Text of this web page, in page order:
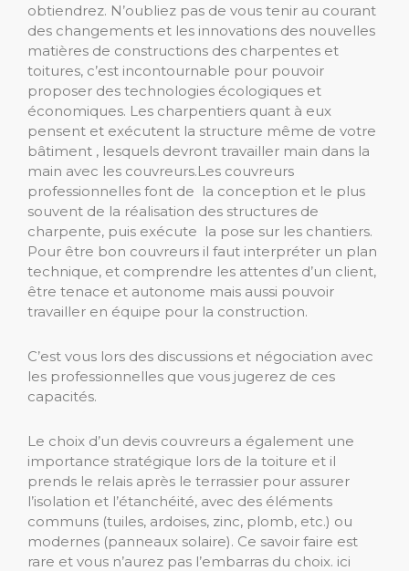
obtiendrez. N’oubliez pas de vous tenir au courant
des changements et les innovations des nouvelles
matières de constructions des charpentes et
toitures, c’est incontournable pour pouvoir
proposer des technologies écologiques et
économiques. Les charpentiers quant à eux
pensent et exécutent la structure même de votre
bâtiment , lesquels devront travailler main dans la
main avec les couvreurs.Les couvreurs
professionnelles font de la conception et le plus
souvent de la réalisation des structures de
charpente, puis exécute la pose sur les chantiers.
Pour être bon couvreurs il faut interpréter un plan
technique, et comprendre les attentes d’un client,
être tenace et autonome mais aussi pouvoir
travailler en équipe pour la construction.
C’est vous lors des discussions et négociation avec
les professionnelles que vous jugerez de ces
capacités.
Le choix d’un devis couvreurs a également une
importance stratégique lors de la toiture et il
prends le relais après le terrassier pour assurer
l’isolation et l’étanchéité, avec des éléments
communs (tuiles, ardoises, zinc, plomb, etc.) ou
modernes (panneaux solaire). Ce savoir faire est
rare et vous n’aurez pas l’embarras du choix. ici